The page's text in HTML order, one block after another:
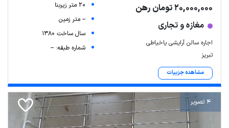
20,000,000 تومان رهن
مغازه و تجاری
اجاره سالن آرایشی یاخیاطی
تبریز
مشاهده جزییات
20 متر زیربنا
-- متر زمین
سال ساخت 1380
شماره طبقه: --
4 تصویر